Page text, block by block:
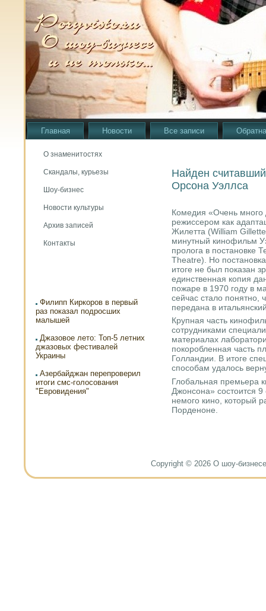
Главная Новости Все записи
О знаменитостях
Скандалы, курьезы
Шоу-бизнес
Новости культуры
Архив записей
Контакты
Филипп Киркоров в первый
раз показал подросших
малышей
Джазовое лето: Топ-5 летних
джазовых фестивалей
Украины
Азербайджан перепроверил
итоги смс-голосования
"Евровидения"
Найден
Орсона Уэллса
Комедия «Очень много
режиссером как
Жилетта (William
минутный кинофильм
пролога в постановке
Theatre). Но
итоге не был показан
единственная копия
пожаре в 1970 году в
сейчас стало понятно,
передана в
Крупная часть
сотрудниками
материалах
покоробленная часть
Голландии. В итоге
способам удалось
Глобальная премьера
Джонсона» состоится
немого кино, который
Порденоне.
Copyright © 2026 О шоу-